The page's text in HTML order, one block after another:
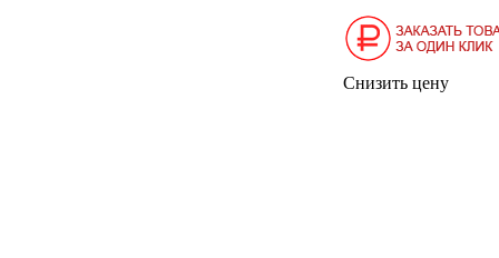
Снизить цену